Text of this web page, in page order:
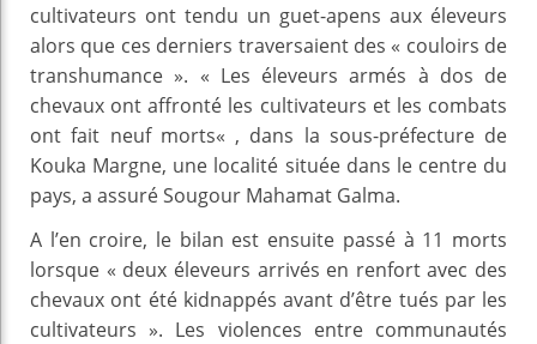
cultivateurs ont tendu un guet-apens aux éleveurs
alors que ces derniers traversaient des « couloirs de
transhumance ». « Les éleveurs armés à dos de
chevaux ont affronté les cultivateurs et les combats
ont fait neuf morts« , dans la sous-préfecture de
Kouka Margne, une localité située dans le centre du
pays, a assuré Sougour Mahamat Galma.
A l’en croire, le bilan est ensuite passé à 11 morts
lorsque « deux éleveurs arrivés en renfort avec des
chevaux ont été kidnappés avant d’être tués par les
cultivateurs ». Les violences entre communautés